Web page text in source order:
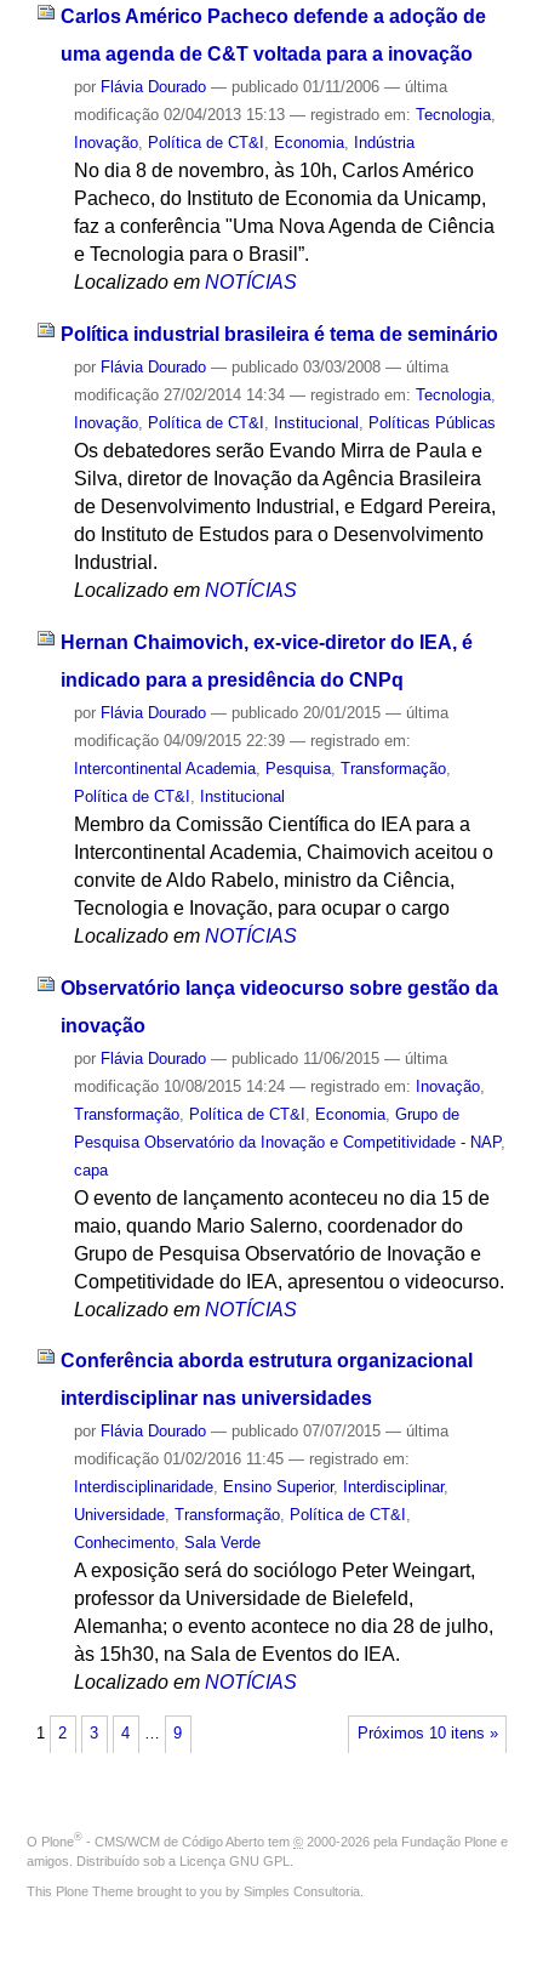
Carlos Américo Pacheco defende a adoção de
uma agenda de C&T voltada para a inovação
por Flávia Dourado — publicado01/11/2006 — última
modificação02/04/2013 15:13 — registrado em: Tecnologia,
Inovação, Política de CT&I , Economia, Indústria
No dia 8 de novembro, às 10h, Carlos Américo
Pacheco, do Instituto de Economia da Unicamp,
faz a conferência "Uma Nova Agenda de Ciência
e Tecnologia para o Brasil”.
Localizado em NOTÍCIAS
Política industrial brasileira é tema de seminário
por Flávia Dourado — publicado03/03/2008 — última
modificação27/02/2014 14:34 — registrado em: Tecnologia,
Inovação, Política de CT&I , Institucional , Políticas Públicas
Os debatedores serão Evando Mirra de Paula e
Silva, diretor de Inovação da Agência Brasileira
de Desenvolvimento Industrial, e Edgard Pereira,
do Instituto de Estudos para o Desenvolvimento
Industrial.
Localizado em NOTÍCIAS
Hernan Chaimovich, ex-vice-diretor do IEA, é
indicado para a presidência do CNPq
por Flávia Dourado — publicado20/01/2015 — última
modificação04/09/2015 22:39 — registrado em:
Intercontinental Academia, Pesquisa, Transformação,
Política de CT&I
Institucional
Membro da Comissão Científica do IEA para a
Intercontinental Academia, Chaimovich aceitou o
convite de Aldo Rabelo, ministro da Ciência,
Tecnologia e Inovação, para ocupar o cargo
Localizado em NOTÍCIAS
Observatório lança videocurso sobre gestão da
inovação
por Flávia Dourado — publicado11/06/2015 — última
modificação10/08/2015 14:24 — registrado em: Inovação,
Transformação, Política de CT&I Economia, Grupo de
Pesquisa Observatório da Inovação e Competitividade - NAP,
capa
O evento de lançamento aconteceu no dia 15 de
maio, quando Mario Salerno, coordenador do
Grupo de Pesquisa Observatório de Inovação e
Competitividade do IEA, apresentou o videocurso.
Localizado em NOTÍCIAS
Conferência aborda estrutura organizacional
interdisciplinar nas universidades
por Flávia Dourado — publicado07/07/2015 — última
modificação01/02/2016 11:45 — registrado em:
Interdisciplinaridade, Ensino Superior, Interdisciplinar,
Universidade, Transformação, Política de CT&I ,
Conhecimento, Sala Verde
A exposição será do sociólogo Peter Weingart,
professor da Universidade de Bielefeld,
Alemanha; o evento acontece no dia 28 de julho,
às 15h30, na Sala de Eventos do IEA.
Localizado em NOTÍCIAS
Próximos 10 itens »
1 2 3 4 … 9
O Plone® - CMS/WCM de Código Aberto tem © 2000-2026 pela Fundação Plone e
amigos. Distribuído sob a Licença GNU GPL
This Plone Theme brought to you by Simples Consultoria